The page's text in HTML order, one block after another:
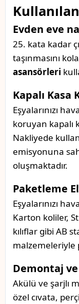
Evden eve
25. kata kadar
taşınmasını
asansörleri
Kapalı Kasa
Eşyalarınızı
koruyan kapalı
Nakliyede
emisyonuna
oluşmaktadır.
Paketleme
Eşyalarınızı
Karton koliler,
kılıflar gibi AB
malzemeleriyle
Demontaj
Akülü ve şarjlı
özel cıvata,